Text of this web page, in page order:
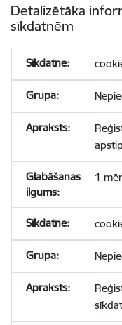
Detalizētāka
sīkdatnēm
1